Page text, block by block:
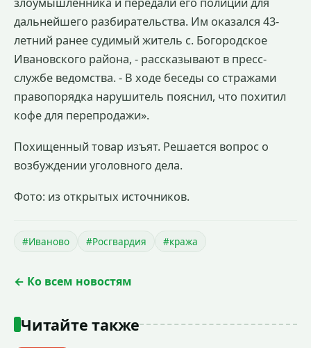
дальнейшего разбирательства. Им оказался 43-
летний ранее судимый житель с. Богородское
Ивановского района, - рассказывают в пресс-
службе ведомства. - В ходе беседы со стражами
правопорядка нарушитель пояснил, что похитил
кофе для перепродажи».
Похищенный товар изъят. Решается вопрос о
возбуждении уголовного дела.
Фото: из открытых источников.
#Иваново #Росгвардия #кража
← Ко всем новостям
Читайте также